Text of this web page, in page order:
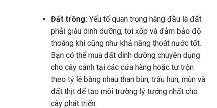
Đất trồng:Yếu tố quan trọng hàng đầu là đất
phải giàu dinh dưỡng, tơi xốp và đảm bảo độ
thoáng khí cũng như khả năng thoát nước tốt.
Bạn có thể mua đất dinh dưỡng chuyên dụng
cho cây cảnh tại các cửa hàng hoặc tự trộn
theo tỷ lệ bằng nhau than bùn, trấu hun, mùn và
đất thịt để tạo môi trường lý tưởng nhất cho
cây phát triển.